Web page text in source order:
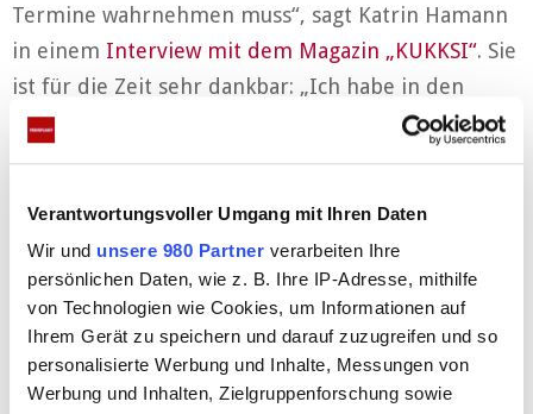
Verantwortungsvoller Umgang mit Ihren Daten
Wir und unsere 980 Partner verarbeiten Ihre
persönlichen Daten, wie z. B. Ihre IP-Adresse, mithilfe
von Technologien wie Cookies, um Informationen auf
Ihrem Gerät zu speichern und darauf zuzugreifen und so
personalisierte Werbung und Inhalte, Messungen von
Werbung und Inhalten, Zielgruppenforschung sowie
Termine wahrnehmen muss“, sagt Katrin Hamann
in einem Interview mit dem Magazin „KUKKSI“. Sie
ist für die Zeit sehr dankbar: „Ich habe in den
knapp 10 Jahren viel erlebt und gesehen. Es wurde
sehr viel umgesetzt, ich durfte Spielen und habe
Anzeigen